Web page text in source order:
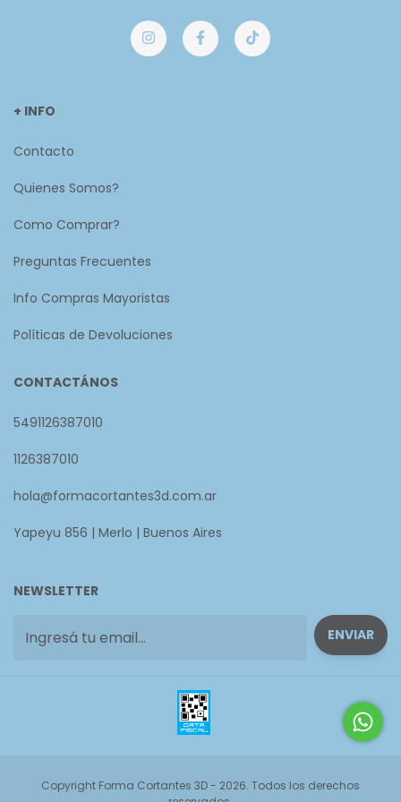
+ INFO
Contacto
Quienes Somos?
Como Comprar?
Preguntas Frecuentes
Info Compras Mayoristas
Políticas de Devoluciones
CONTACTÁNOS
5491126387010
1126387010
hola@formacortantes3d.com.ar
Yapeyu 856 | Merlo | Buenos Aires
NEWSLETTER
Copyright Forma Cortantes 3D - 2026. Todos los derechos